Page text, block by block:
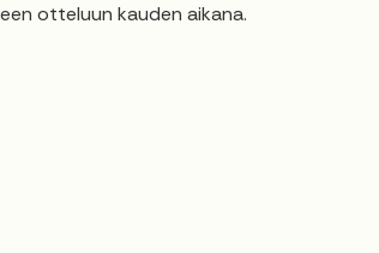
otteluun kauden aikana.